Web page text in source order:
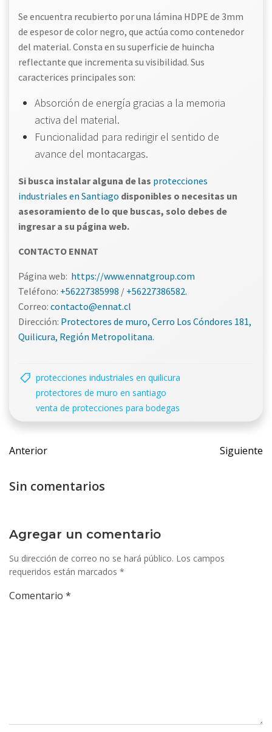
Se encuentra recubierto por una lámina HDPE de 3mm
de espesor de color negro, que actúa como contenedor
del material. Consta en su superficie de huincha
reflectante que incrementa su visibilidad. Sus
caracterices principales son:
Absorción de energía gracias a la memoria
activa del material.
Funcionalidad para redirigir el sentido de
avance del montacargas.
Si busca instalar alguna de las protecciones
industriales en Santiago disponibles o necesitas un
asesoramiento de lo que buscas, solo debes de
ingresar a su página web.
CONTACTO ENNAT
Página web: https://www.ennatgroup.com
Teléfono: +56227385998 / +56227386582.
Correo: contacto@ennat.cl
Dirección: Protectores de muro, Cerro Los Cóndores 181,
Quilicura, Región Metropolitana.
protecciones industriales en quilicura
protectores de muro en santiago
venta de protecciones para bodegas
Navegación
de
entradas
Anterior
de
Siguiente
Sin comentarios
Agregar un comentario
Su dirección de correo no se hará público. Los campos
requeridos están marcados *
Comentario *